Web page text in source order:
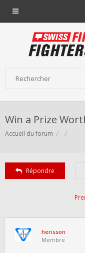
Win a Prize
Accueil du forum
Répondre
herisson
Membre